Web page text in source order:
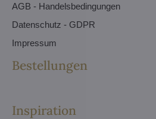
AGB - Handelsbedingungen
Datenschutz - GDPR
Impressum
Bestellungen
Inspiration